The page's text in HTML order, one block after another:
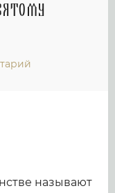
называют